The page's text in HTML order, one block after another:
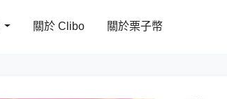
關於 Clibo 關於栗子幣